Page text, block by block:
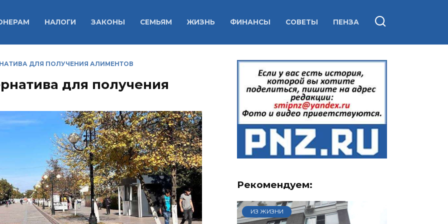
НАЛОГИ ЗАКОНЫ СЕМЬЯМ ЖИЗНЬ ФИНАНСЫ СОВЕТЫ ПЕНЗА
ДЛЯ ПОЛУЧЕНИЯ АЛИМЕНТОВ
для получения
Рекомендуем:
ИЗ ЖИЗНИ